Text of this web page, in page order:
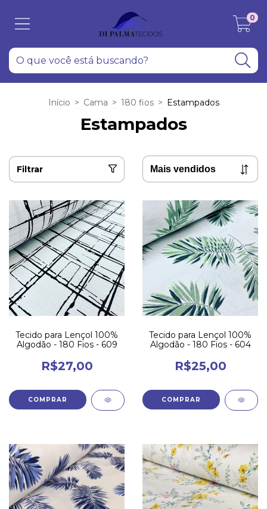
0
Início > Cama > 180 fios > Estampados
Estampados
Filtrar
Tecido para Lençol 100%
Algodão - 180 Fios - 609
R$27,00
Tecido para Lençol 100%
Algodão - 180 Fios - 604
R$25,00